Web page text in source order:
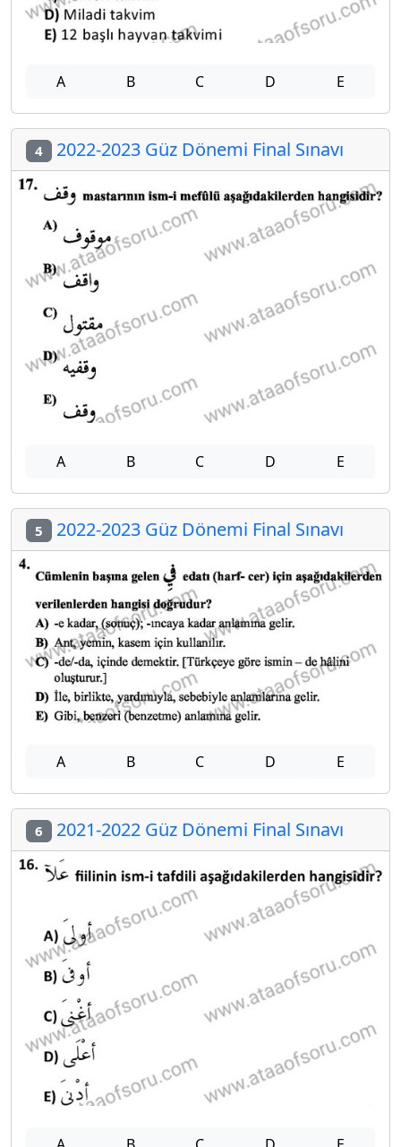
A B C D E
4 2022-2023 Güz Dönemi Final Sınavı
A B C D E
5 2022-2023 Güz Dönemi Final Sınavı
A B C D E
6 2021-2022 Güz Dönemi Final Sınavı